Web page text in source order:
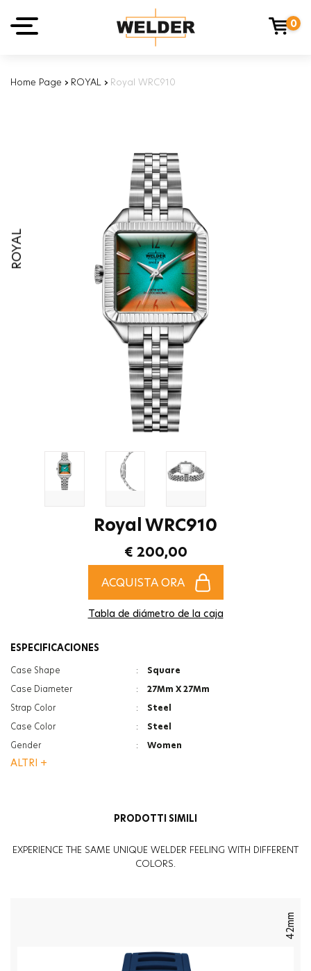
0
Home Page › ROYAL › Royal WRC910
ROYAL
Royal WRC910
€ 200,00
ACQUISTA ORA
Tabla de diámetro de la caja
ESPECIFICACIONES
Case Shape :
Square
Case Diameter
:
27Mm X 27Mm
Strap Color
:
Steel
Case Color
:
Steel
Gender
:
Women
Strap Type
ALTRI +
PRODOTTI SIMILI
EXPERIENCE THE SAME UNIQUE WELDER FEELING WITH DIFFERENT
COLORS.
42mm